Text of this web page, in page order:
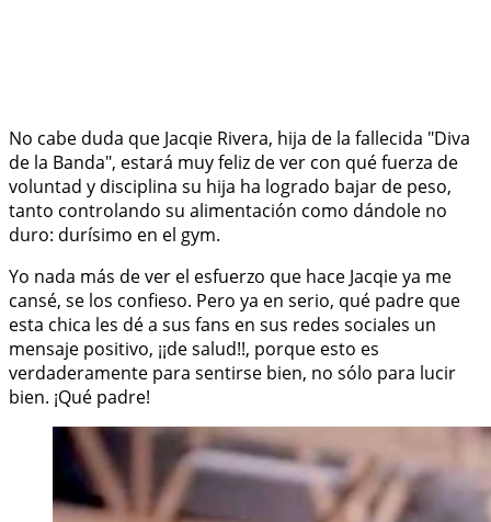
No cabe duda que Jacqie Rivera, hija de la fallecida "Diva
de la Banda", estará muy feliz de ver con qué fuerza de
voluntad y disciplina su hija ha logrado bajar de peso,
tanto controlando su alimentación como dándole no
duro: durísimo en el gym.
Yo nada más de ver el esfuerzo que hace Jacqie ya me
cansé, se los confieso. Pero ya en serio, qué padre que
esta chica les dé a sus fans en sus redes sociales un
mensaje positivo, ¡¡de salud!!, porque esto es
verdaderamente para sentirse bien, no sólo para lucir
bien. ¡Qué padre!